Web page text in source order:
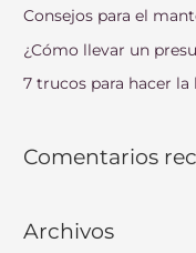
r
:
Consejos para el
¿Cómo llevar un
7 trucos para hacer
Comentarios
Archivos